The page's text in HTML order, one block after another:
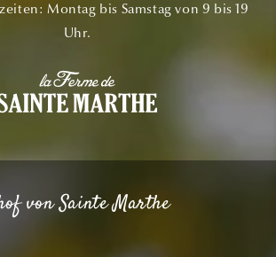
Montag bis Samstag von 9 bis 19
Uhr.
von Sainte Marthe